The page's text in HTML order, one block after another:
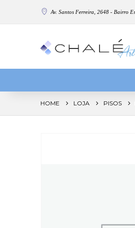
Av. Santos Ferreira, 2648 - Bairro
HOME LOJA PISOS